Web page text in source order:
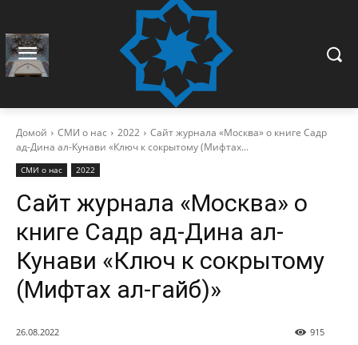
Домой СМИ о нас 2022
Сайт журнала «Москва» о книге Садр
ад-Дина ал-Кунави «Ключ к сокрытому (Мифтах...
СМИ о нас 2022
Сайт журнала «Москва» о
книге Садр ад-Дина ал-
Кунави «Ключ к сокрытому
(Мифтах ал-гайб)»
26.08.2022 915